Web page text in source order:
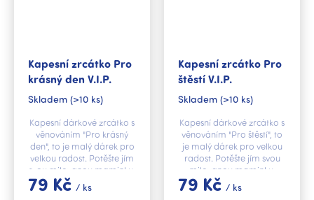
Kapesní zrcátko Pro
krásný den V.I.P.
Skladem (>10 ks)
79 Kč / ks
Kapesní dárkové zrcátko s
věnováním "Pro krásný
den", to je malý dárek pro
velkou radost. Potěšte jím
svou milovanou maminku,
dceru, kamarádku či
kolegyni.
Kapesní zrcátko Pro
štěstí V.I.P.
Skladem (>10 ks)
79 Kč / ks
Kapesní dárkové zrcátko s
věnováním "Pro štěstí", to
je malý dárek pro velkou
radost. Potěšte jím svou
milovanou maminku,
dceru, kamarádku či
kolegyni.